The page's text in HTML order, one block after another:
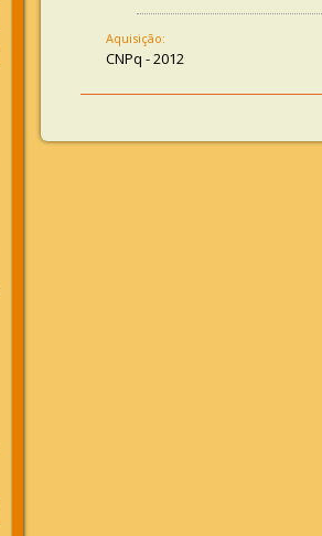
Aquisição:
CNPq - 2012